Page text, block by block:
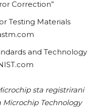
Correction”
Testing Materials
and Technology
sta registrirani
Technology